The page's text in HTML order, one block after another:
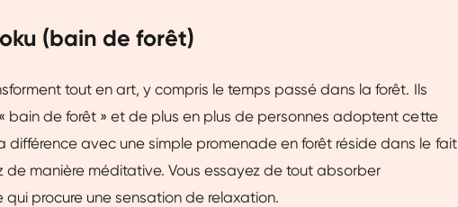
(bain de forêt)
tout en art, y compris le temps passé dans la forêt. Ils
bain de forêt » et de plus en plus de personnes adoptent cette
différence avec une simple promenade en forêt réside dans le fait
de manière méditative. Vous essayez de tout absorber
procure une sensation de relaxation.